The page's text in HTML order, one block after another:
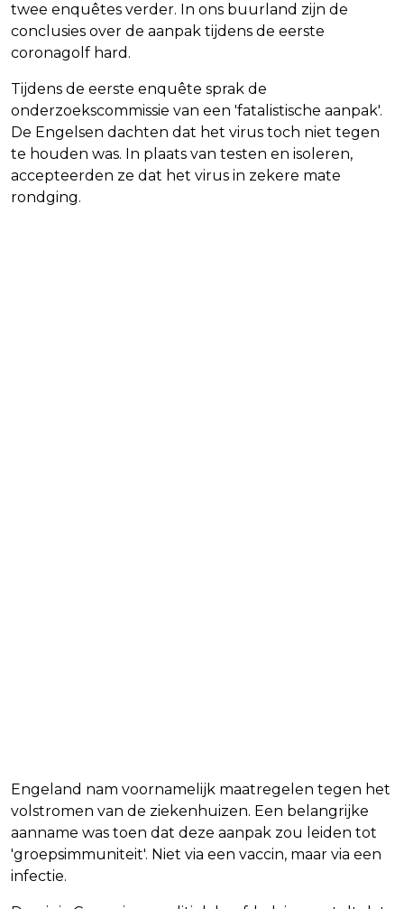
twee enquêtes verder. In ons buurland zijn de
conclusies over de aanpak tijdens de eerste
coronagolf hard.
Tijdens de eerste enquête sprak de
onderzoekscommissie van een 'fatalistische aanpak'.
De Engelsen dachten dat het virus toch niet tegen
te houden was. In plaats van testen en isoleren,
accepteerden ze dat het virus in zekere mate
rondging.
Engeland nam voornamelijk maatregelen tegen het
volstromen van de ziekenhuizen. Een belangrijke
aanname was toen dat deze aanpak zou leiden tot
'groepsimmuniteit'. Niet via een vaccin, maar via een
infectie.